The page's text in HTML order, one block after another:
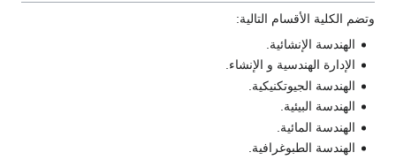
وتضم الكلية الأقسام التالية:
الهندسة الإنشائية.
الإدارة الهندسية و الإنشاء.
الهندسة الجيوتكنيكية.
الهندسة البيئية.
الهندسة المائية.
الهندسة الطبوغرافية.